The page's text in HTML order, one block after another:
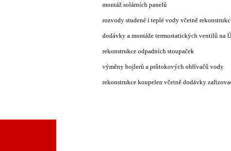
montáž solárních panelů
rozvody studené i teplé vody včetně
dodávky a montáže termostatických ventilů na
rekonstrukce odpadních stoupaček
výměny bojlerů a průtokových ohřívačů vody
rekonstrukce koupelen včetně dodávky